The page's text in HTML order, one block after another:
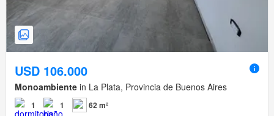
USD 106.000
Monoambiente in La Plata, Provincia de Buenos Aires
1 1 62 m²